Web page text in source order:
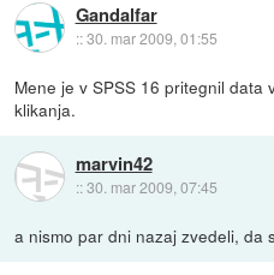
Gandalfar
::30. mar 2009, 01:55
Mene je v SPSS 16 pritegnil data
klikanja.
marvin42
::30. mar 2009, 07:45
a nismo par dni nazaj zvedeli, da